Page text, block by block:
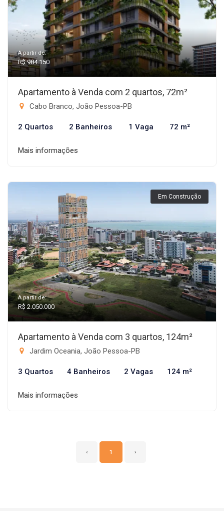
A partir de:
R$ 984.150
Apartamento à Venda com 2 quartos, 72m²
Cabo Branco, João Pessoa-PB
2 Quartos 2 Banheiros 1 Vaga 72 m²
Mais informações
Em Construção
A partir de:
R$ 2.050.000
Apartamento à Venda com 3 quartos, 124m²
Jardim Oceania, João Pessoa-PB
3 Quartos 4 Banheiros 2 Vagas 124 m²
Mais informações
‹ 1 ›